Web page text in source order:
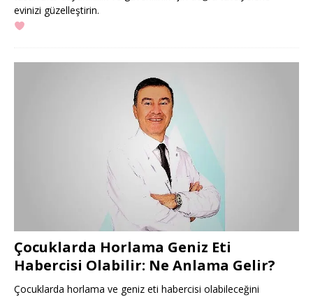
evinizi güzelleştirin.
Çocuklarda Horlama Geniz Eti
Habercisi Olabilir: Ne Anlama Gelir?
Çocuklarda horlama ve geniz eti habercisi olabileceğini